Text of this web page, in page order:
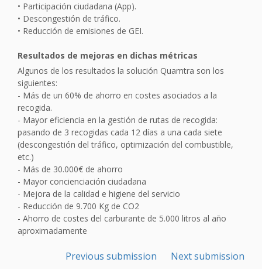
• Participación ciudadana (App).
• Descongestión de tráfico.
• Reducción de emisiones de GEI.
Resultados de mejoras en dichas métricas
Algunos de los resultados la solución Quamtra son los
siguientes:
- Más de un 60% de ahorro en costes asociados a la
recogida.
- Mayor eficiencia en la gestión de rutas de recogida:
pasando de 3 recogidas cada 12 días a una cada siete
(descongestión del tráfico, optimización del combustible,
etc.)
- Más de 30.000€ de ahorro
- Mayor concienciación ciudadana
- Mejora de la calidad e higiene del servicio
- Reducción de 9.700 Kg de CO2
- Ahorro de costes del carburante de 5.000 litros al año
aproximadamente
Previous submission Next submission